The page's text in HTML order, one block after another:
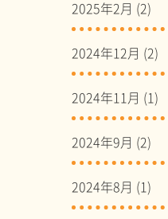
2025年2月 (2)
2024年12月 (2)
2024年11月 (1)
2024年9月 (2)
2024年8月 (1)